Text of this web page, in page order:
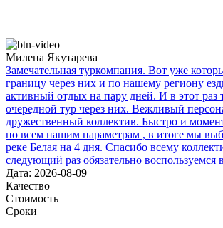
Милена Якутарева
Замечательная туркомпания. Вот уже
границу через них и по нашему региону
активный отдых на пару дней. И в этот раз
очередной тур через них. Вежливый
дружественный коллектив. Быстро и
по всем нашим параметрам , в итоге мы
реке Белая на 4 дня. Спасибо всему
следующий раз обязательно
Дата: 2026-08-09
Качество
Стоимость
Сроки